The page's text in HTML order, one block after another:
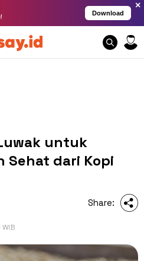
Download
×
untuk
Sehat dari Kopi
Share: